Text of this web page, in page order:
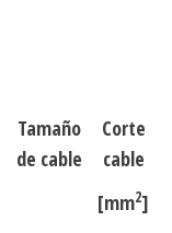
Tamaño
de cable
Corte
cable
[mm2]